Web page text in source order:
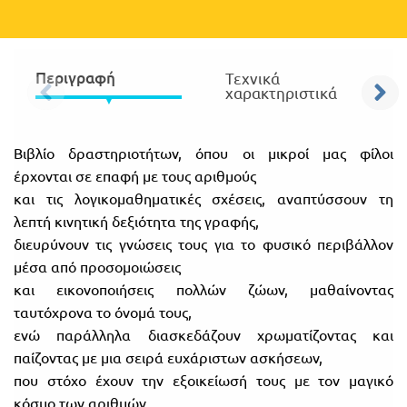
Διαγωνισμοί
Παζλ και
Παιχνίδια
όλο
λύκειο
Περιγραφή Τεχνικά
χαρακτηριστικά
Βιβλίο δραστηριοτήτων, όπου οι μικροί μας φίλοι
έρχονται σε επαφή με τους αριθμούς
και τις λογικομαθηματικές σχέσεις, αναπτύσσουν τη
λεπτή κινητική δεξιότητα της γραφής,
διευρύνουν τις γνώσεις τους για το φυσικό περιβάλλον
μέσα από προσομοιώσεις
και εικονοποιήσεις πολλών ζώων, μαθαίνοντας
ταυτόχρονα το όνομά τους,
ενώ παράλληλα διασκεδάζουν χρωματίζοντας και
παίζοντας με μια σειρά ευχάριστων ασκήσεων,
που στόχο έχουν την εξοικείωσή τους με τον μαγικό
κόσμο των αριθμών.